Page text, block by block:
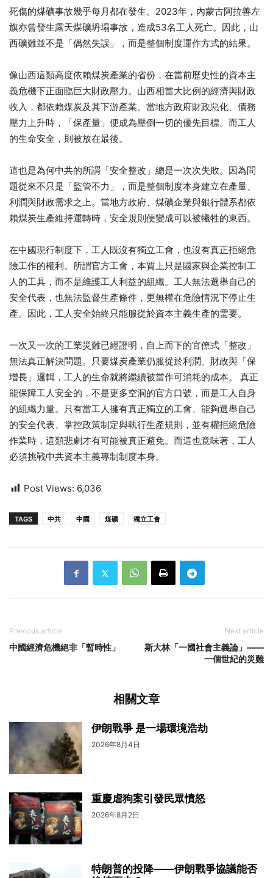
死傷的煤礦事故幾乎每月都在發生。2023年，內蒙古阿拉善左
旗亦曾發生露天煤礦坍塌事故，造成53名工人死亡。因此，山
西礦難並不是「偶然失誤」，而是整個制度運作方式的結果。
像山西這類高度依賴煤炭產業的省份，在當前歷史性的資本主
義危機下正面臨巨大財政壓力。山西相當大比例的經濟與財政
收入，都依賴煤炭及其下游產業。當地方政府財政惡化、債務
壓力上升時，「保產量」便成為壓倒一切的優先目標。而工人
的生命安全，則被放在最後。
這也是為何中共的所謂「安全整改」總是一次次失敗。因為問
題從來不只是「監管不力」，而是整個制度本身建立在產量、
利潤與財政需求之上。當地方政府、煤礦企業與銀行體系都依
賴煤炭生產維持運轉時，安全規則便變成可以被犧牲的東西。
在中國現行制度下，工人既沒有獨立工會，也沒有真正拒絕危
險工作的權利。所謂官方工會，本質上只是國家與企業控制工
人的工具，而不是維護工人利益的組織。工人無法選舉自己的
安全代表，也無法監督生產條件，更無權在危險情況下停止生
產。因此，工人安全始終只能服從於資本主義生產的需要。
一次又一次的工業災難已經證明，自上而下的官僚式「整改」
無法真正解決問題。只要煤炭產業仍服從於利潤、財政與「保
增長」邏輯，工人的生命就將繼續被當作可消耗的成本。 真正
能保障工人安全的，不是更多空洞的官方口號，而是工人自身
的組織力量。只有當工人擁有真正獨立的工會、能夠選舉自己
的安全代表、掌控政策制定與執行生產規則，並有權拒絕危險
作業時，這類悲劇才有可能被真正避免。而這也意味著，工人
必須挑戰中共資本主義專制制度本身。
Post Views: 6,036
TAGS 中共 中國 煤礦 獨立工會
Previous article
中國經濟危機絕非「暫時性」
Next article
斯大林「一國社會主義論」——
一個世紀的災難
相關文章
伊朗戰爭 是一場環境浩劫
2026年8月4日
重慶虐狗案引發民眾憤怒
2026年8月2日
特朗普的投降——伊朗戰爭協議能否